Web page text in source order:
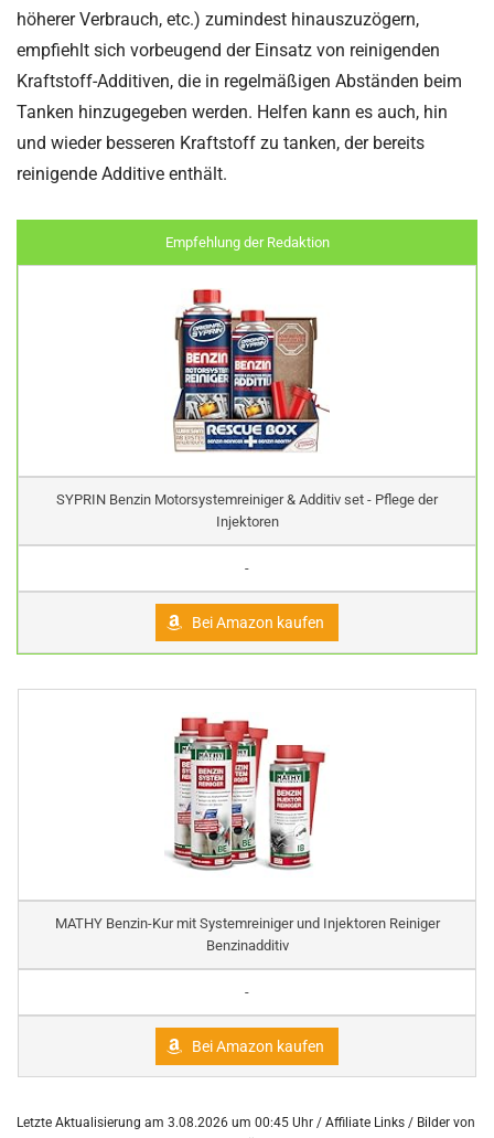
höherer Verbrauch, etc.) zumindest hinauszuzögern,
empfiehlt sich vorbeugend der Einsatz von reinigenden
Kraftstoff-Additiven, die in regelmäßigen Abständen beim
Tanken hinzugegeben werden. Helfen kann es auch, hin
und wieder besseren Kraftstoff zu tanken, der bereits
reinigende Additive enthält.
Empfehlung der Redaktion
SYPRIN Benzin Motorsystemreiniger & Additiv set - Pflege der
Injektoren
-
Bei Amazon kaufen
MATHY Benzin-Kur mit Systemreiniger und Injektoren Reiniger
Benzinadditiv
-
Bei Amazon kaufen
Letzte Aktualisierung am 3.08.2026 um 00:45 Uhr / Affiliate Links / Bilder von